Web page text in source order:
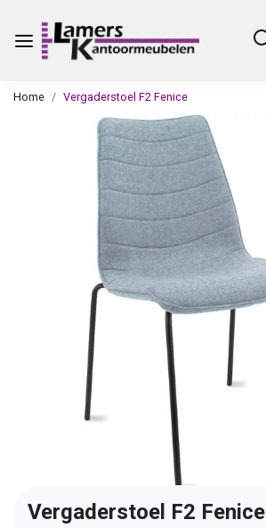
Home Vergaderstoel F2 Fenice
Vergaderstoel F2 Fenice